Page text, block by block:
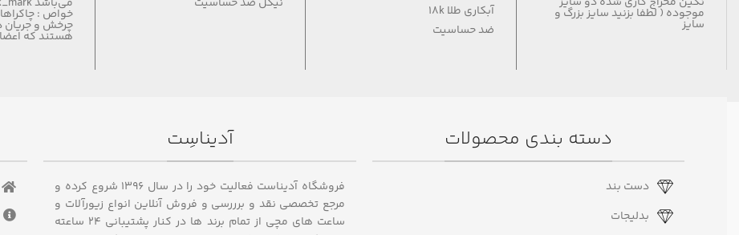
موجوده ( لطفا بزنید سایز بزرگ و
سایز
آبکاری طلا 18k
ضد حساسیت
خواص : چاکراها
چرخش و جریان
هستند که
دسته بندی محصولات
دست بند
بدلیجات
آدیناسِت
فروشگاه آدیناست فعالیت خود را در سال ۱۳۹۶ شروع کرده و
مرجع تخصصی نقد و برررسی و فروش آنلاین انواع زیورآلات و
ساعت های مچی از تمام برند ها در کنار پشتیبانی ۲۴ ساعته